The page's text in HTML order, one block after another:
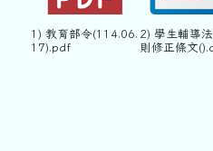
1) 教育部令(114.06.
17).pdf
2) 學生輔導
則修正條文